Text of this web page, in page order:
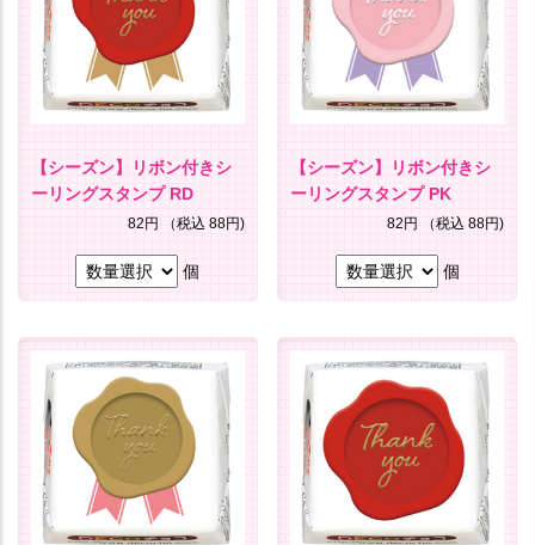
【シーズン】リボン付きシ
ーリングスタンプ RD
82円 （税込 88円)
個
【シーズン】リボン付きシ
ーリングスタンプ PK
82円 （税込 88円)
個